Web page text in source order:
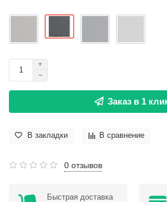
Заказ в 1
В закладки В сравнение
0 отзывов
Быстрая доставка